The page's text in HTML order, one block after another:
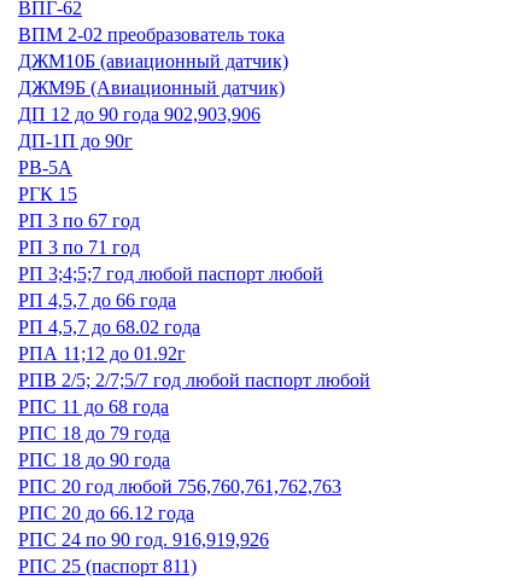
ВПГ-62
ВПМ 2-02 преобразователь тока
ДЖМ10Б (авиационный датчик)
ДЖМ9Б (Авиационный датчик)
ДП 12 до 90 года 902,903,906
ДП-1П до 90г
РВ-5А
РГК 15
РП 3 по 67 год
РП 3 по 71 год
РП 3;4;5;7 год любой паспорт любой
РП 4,5,7 до 66 года
РП 4,5,7 до 68.02 года
РПА 11;12 до 01.92г
РПВ 2/5; 2/7;5/7 год любой паспорт любой
РПС 11 до 68 года
РПС 18 до 79 года
РПС 18 до 90 года
РПС 20 год любой 756,760,761,762,763
РПС 20 до 66.12 года
РПС 24 по 90 год. 916,919,926
РПС 25 (паспорт 811)